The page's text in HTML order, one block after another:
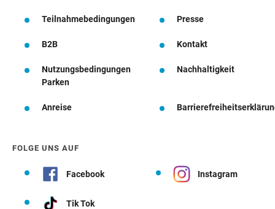
Teilnahmebedingungen Presse
B2B Kontakt
Nutzungsbedingungen
Parken
Nachhaltigkeit
Anreise
FOLGE UNS AUF
Facebook Instagram
Tik Tok